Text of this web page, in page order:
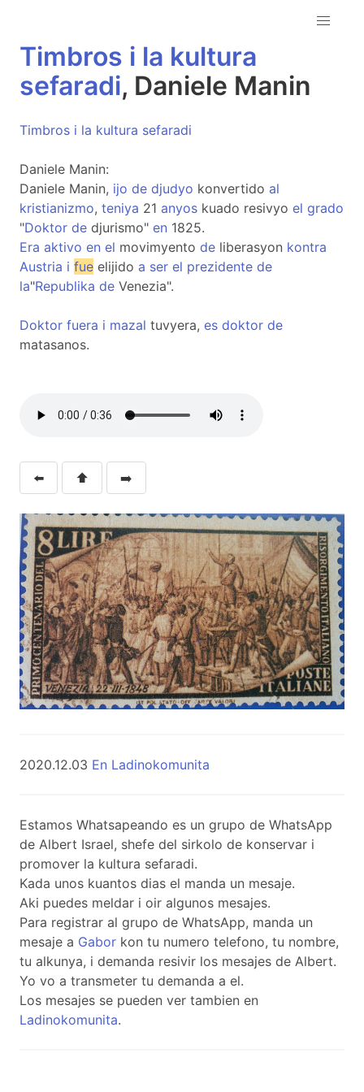
Timbros i la kultura
sefaradi, Daniele Manin
Timbros i la kultura sefaradi
Daniele Manin:
Daniele Manin, ijo de djudyo konvertido al
kristianizmo, teniya 21 anyos kuado resivyo el grado
"Doktor de djurismo" en 1825.
Era aktivo en el movimyento de liberasyon kontra
Austria i fue elijido a ser el prezidente de
la"Republika de Venezia".
Doktor fuera i mazal tuvyera, es doktor de
matasanos.
⬅️ ⬆️ ➡️
2020.12.03 En Ladinokomunita
Estamos Whatsapeando es un grupo de WhatsApp
de Albert Israel, shefe del sirkolo de konservar i
promover la kultura sefaradi.
Kada unos kuantos dias el manda un mesaje.
Aki puedes meldar i oir algunos mesajes.
Para registrar al grupo de WhatsApp, manda un
mesaje a Gabor kon tu numero telefono, tu nombre,
tu alkunya, i demanda resivir los mesajes de Albert.
Yo vo a transmeter tu demanda a el.
Los mesajes se pueden ver tambien en
Ladinokomunita.